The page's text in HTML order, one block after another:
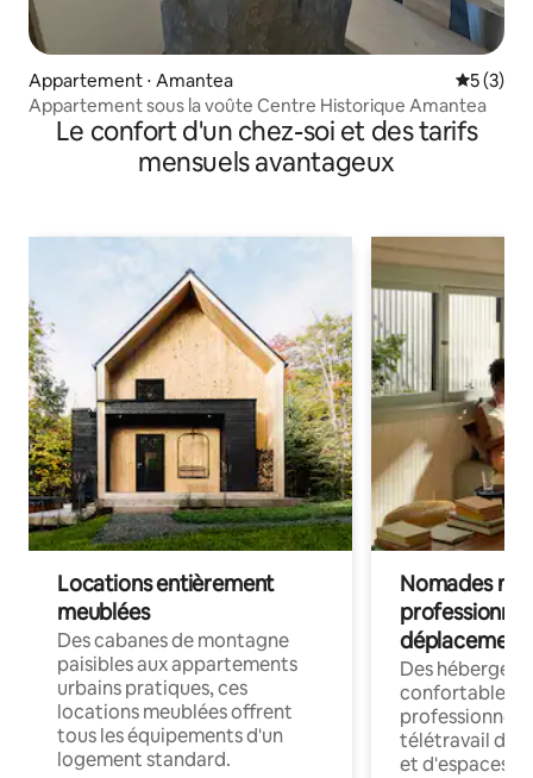
Appartement ⋅ Amantea
5 (3)
Appartement sous la voûte Centre Historique Amantea
Le confort d'un chez-soi et des tarifs
mensuels avantageux
Locations entièrement
meublées
Des cabanes de montagne
paisibles aux appartements
urbains pratiques, ces
locations meublées offrent
tous les équipements d'un
logement standard.
Nomades
déplacement
Des
confortables
professionnels
télétravail
et d'espaces